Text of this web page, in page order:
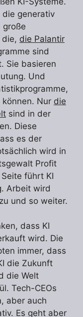
die generativ
große
die Palantir
sind
Sie basieren
Und
Nur die
sind in der
Diese
es der
wird in
Profit
führt KI
Arbeit wird
und so weiter.
dass KI
wird. Die
immer, dass
die Zukunft
die Welt
Tech-CEOs
aber auch
Es geht aber